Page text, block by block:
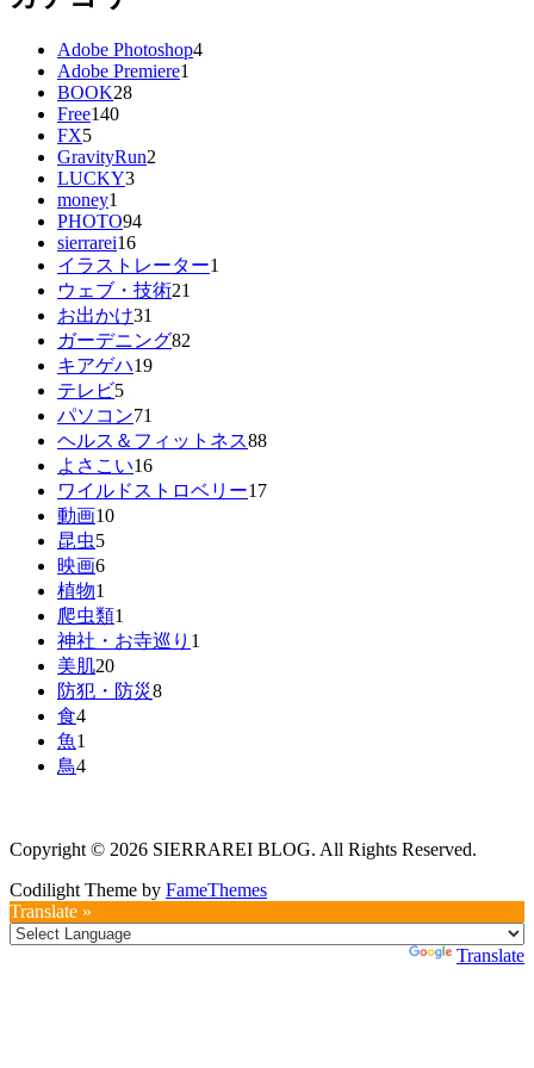
Adobe Photoshop4
Adobe Premiere1
BOOK28
Free140
FX5
GravityRun2
LUCKY3
money1
PHOTO94
sierrarei16
イラストレーター1
ウェブ・技術21
お出かけ31
ガーデニング82
キアゲハ19
テレビ5
パソコン71
ヘルス＆フィットネス88
よさこい16
ワイルドストロベリー17
動画10
昆虫5
映画6
植物1
爬虫類1
神社・お寺巡り 1
美肌20
防犯・防災8
食4
魚1
鳥4
Copyright © 2026 SIERRAREI BLOG. All Rights Reserved.
Codilight Theme by FameThemes
Translate »
Translate